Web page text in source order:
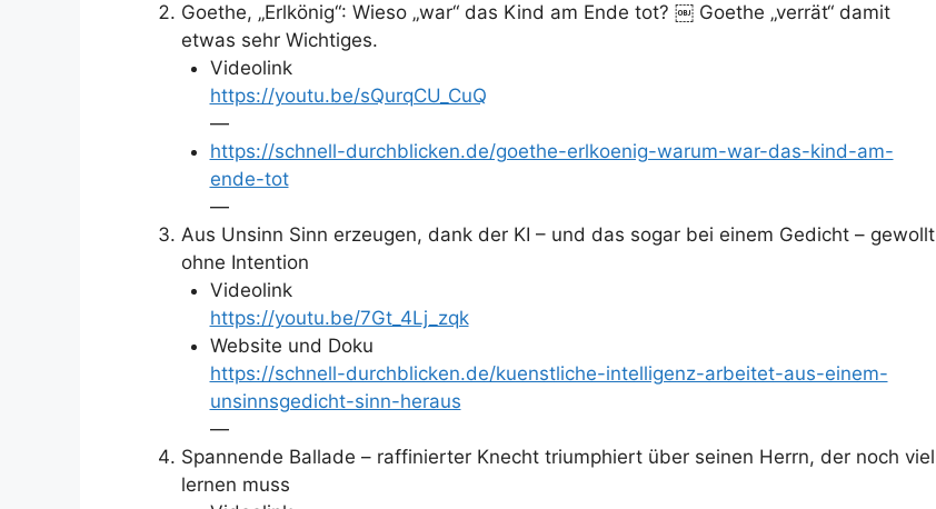
Goethe, „Erlkönig“: Wieso „war“ das Kind am Ende tot? ￼ Goethe „verrät“ damit
etwas sehr Wichtiges.
Videolink
https://youtu.be/sQurqCU_CuQ
—
https://schnell-durchblicken.de/goethe-erlkoenig-warum-war-das-kind-am-
ende-tot
—
Aus Unsinn Sinn erzeugen, dank der KI – und das sogar bei einem Gedicht – gewollt
ohne Intention
Videolink
https://youtu.be/7Gt_4Lj_zqk
Website und Doku
https://schnell-durchblicken.de/kuenstliche-intelligenz-arbeitet-aus-einem-
unsinnsgedicht-sinn-heraus
—
Spannende Ballade – raffinierter Knecht triumphiert über seinen Herrn, der noch viel
lernen muss